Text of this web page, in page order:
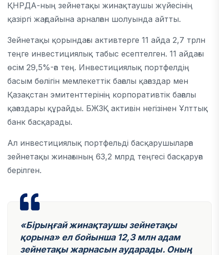
ҚНРДА-ның зейнетақы жинақтаушы жүйесінің
қазіргі жағдайына арналған шолуында айтты.
Зейнетақы қорындағы активтерге 11 айда 2,7 трлн
теңге инвестициялық табыс есептелген. 11 айдағы
өсім 29,5%-ға тең. Инвестициялық портфелдің
басым бөлігін мемлекеттік бағалы қағаздар мен
Қазақстан эмитенттерінің корпоративтік бағалы
қағаздары құрайды. БЖЗҚ активін негізінен Ұлттық
банк басқарады.
Ал инвестициялық портфельді басқарушыларға
зейнетақы жинағының 63,2 млрд теңгесі басқаруға
берілген.
«Бірыңғай жинақтаушы зейнетақы
қорына» ел бойынша 12,3 млн адам
зейнетақы жарнасын аударады. Оның